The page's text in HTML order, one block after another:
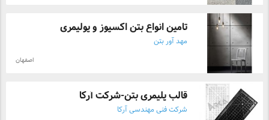
تامین انواع بتن اکسپوز و پولیمری
مهد آور بتن
اصفهان
قالب پلیمری بتن-شرکت آرکا
شرکت فنی مهندسی آرکا